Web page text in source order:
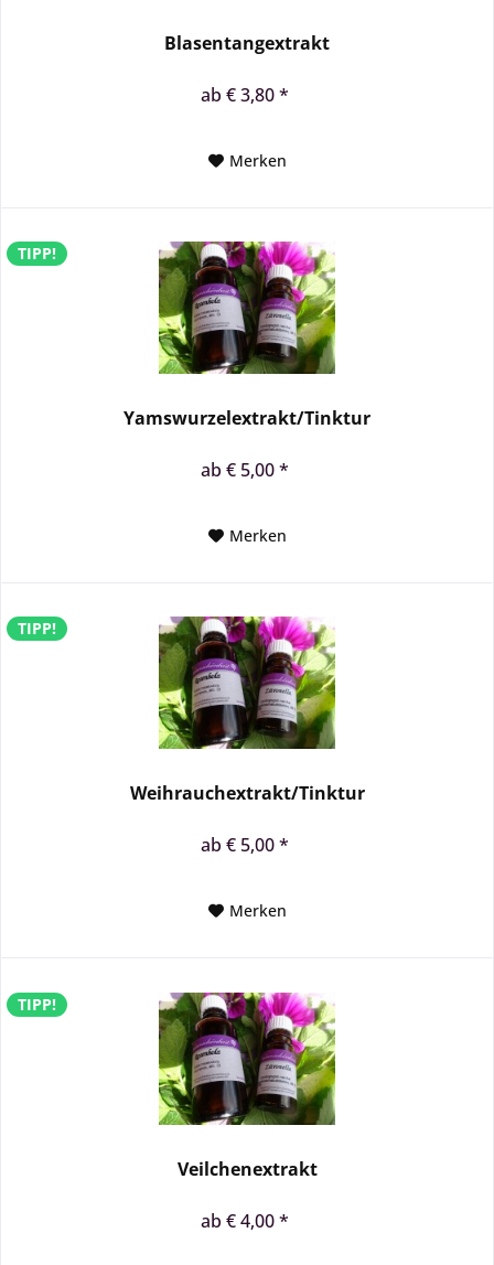
Blasentangextrakt
ab € 3,80 *
Merken
TIPP!
Yamswurzelextrakt/Tinktur
ab € 5,00 *
Merken
TIPP!
Weihrauchextrakt/Tinktur
ab € 5,00 *
Merken
TIPP!
Veilchenextrakt
ab € 4,00 *